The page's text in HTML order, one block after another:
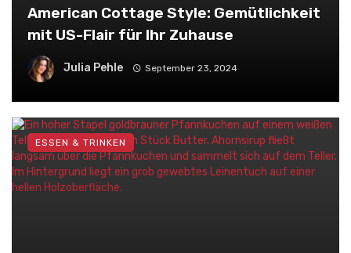
American Cottage Style: Gemütlichkeit
mit US-Flair für Ihr Zuhause
Julia Pehle September 23, 2024
ESSEN & TRINKEN